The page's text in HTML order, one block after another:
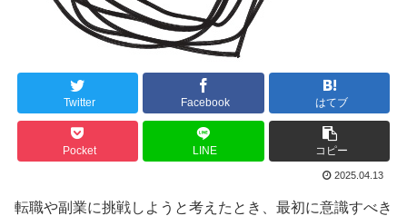
Twitter Facebook はてブ
Pocket LINE コピー
2025.04.13
転職や副業に挑戦しようと考えたとき、最初に意識すべき